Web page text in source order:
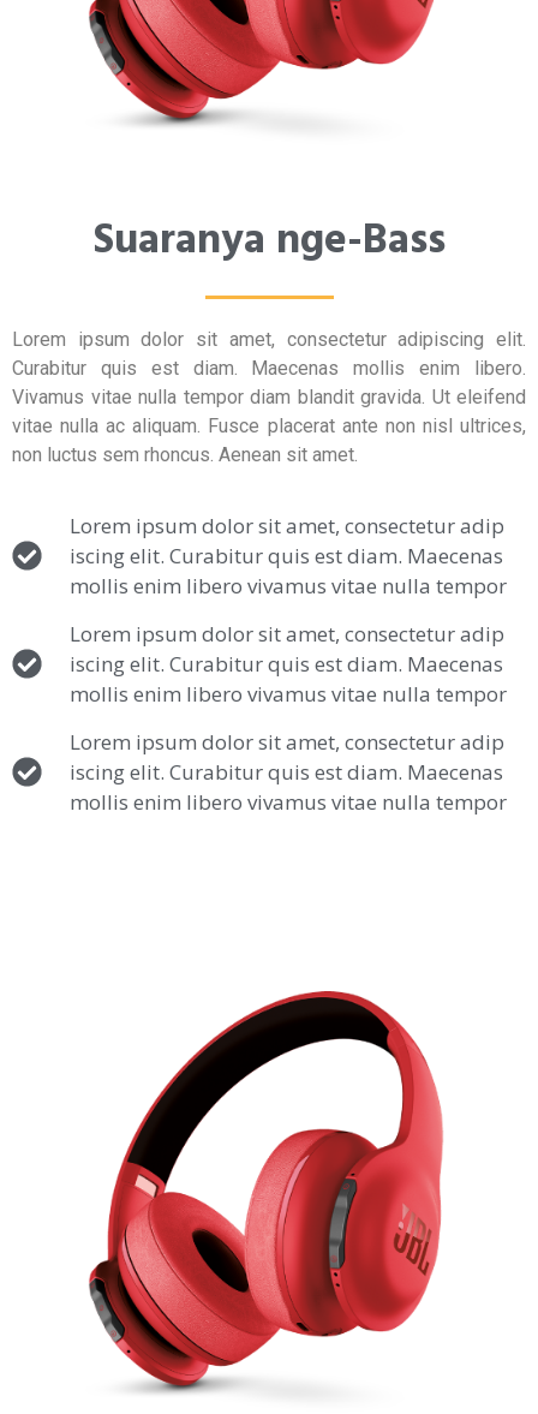
Suaranya nge-Bass
Lorem ipsum dolor sit amet, consectetur adipiscing elit.
Curabitur quis est diam. Maecenas mollis enim libero.
Vivamus vitae nulla tempor diam blandit gravida. Ut eleifend
vitae nulla ac aliquam. Fusce placerat ante non nisl ultrices,
non luctus sem rhoncus. Aenean sit amet.
Lorem ipsum dolor sit amet, consectetur adip
iscing elit. Curabitur quis est diam. Maecenas
mollis enim libero vivamus vitae nulla tempor
Lorem ipsum dolor sit amet, consectetur adip
iscing elit. Curabitur quis est diam. Maecenas
mollis enim libero vivamus vitae nulla tempor
Lorem ipsum dolor sit amet, consectetur adip
iscing elit. Curabitur quis est diam. Maecenas
mollis enim libero vivamus vitae nulla tempor